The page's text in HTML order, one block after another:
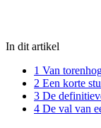
In dit artikel
1 Van
2 Een korte
3 De
4 De val van